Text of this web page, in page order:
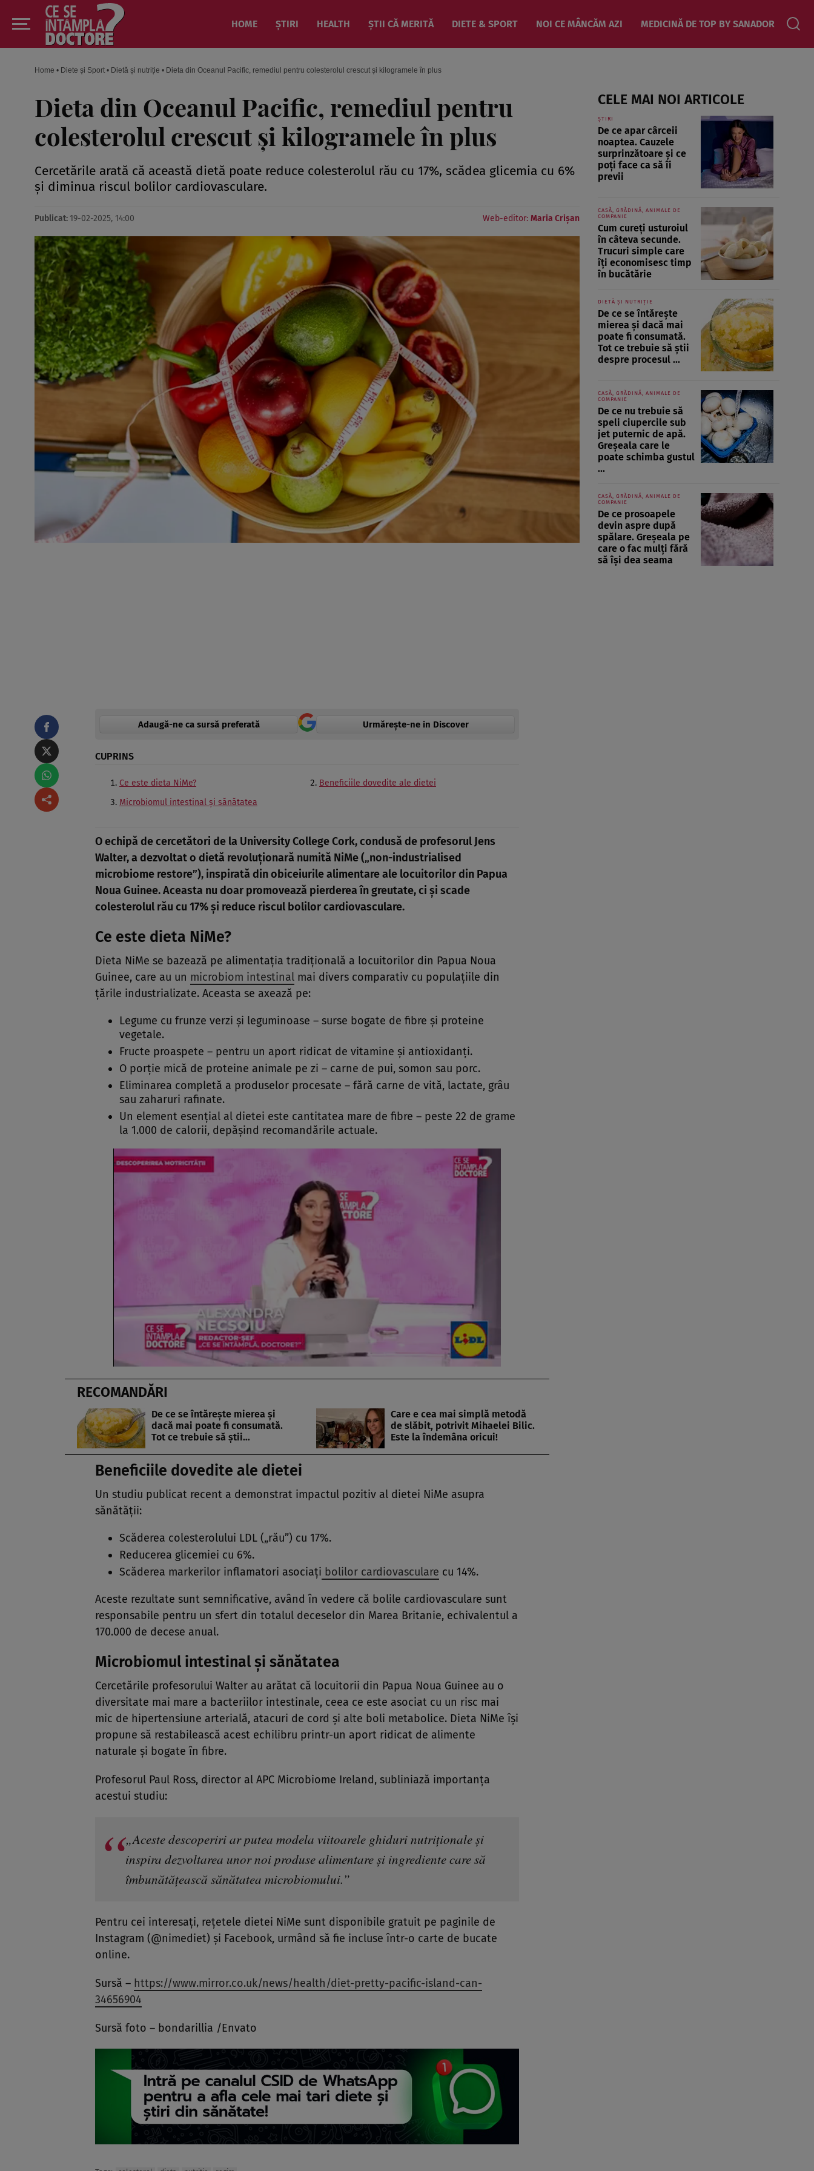
HOME ȘTIRI HEALTH ȘTII CĂ MERITĂ DIETE & SPORT NOI CE MÂNCĂM AZI MEDICINĂ DE TOP BY SANADOR
Home • Diete și Sport • Dietă și nutriție • Dieta din Oceanul Pacific, remediul pentru colesterolul crescut și kilogramele în plus
Dieta din Oceanul Pacific, remediul pentru
colesterolul crescut și kilogramele în plus
Cercetările arată că această dietă poate reduce colesterolul rău cu 17%, scădea glicemia cu 6%
și diminua riscul bolilor cardiovasculare.
Publicat: 19-02-2025, 14:00 Web-editor: Maria Crișan
Adaugă-ne ca sursă preferată Urmărește-ne in Discover
CUPRINS
Ce este dieta NiMe?
Beneficiile dovedite ale dietei
Microbiomul intestinal și sănătatea
O echipă de cercetători de la University College Cork, condusă de profesorul Jens
Walter, a dezvoltat o dietă revoluționară numită NiMe („non-industrialised
microbiome restore”), inspirată din obiceiurile alimentare ale locuitorilor din Papua
Noua Guinee. Aceasta nu doar promovează pierderea în greutate, ci și scade
colesterolul rău cu 17% și reduce riscul bolilor cardiovasculare.
Ce este dieta NiMe?
Dieta NiMe se bazează pe alimentația tradițională a locuitorilor din Papua Noua
Guinee, care au un microbiom intestinal mai divers comparativ cu populațiile din
țările industrializate. Aceasta se axează pe:
Legume cu frunze verzi și leguminoase – surse bogate de fibre și proteine
vegetale.
Fructe proaspete – pentru un aport ridicat de vitamine și antioxidanți.
O porție mică de proteine animale pe zi – carne de pui, somon sau porc.
Eliminarea completă a produselor procesate – fără carne de vită, lactate, grâu
sau zaharuri rafinate.
Un element esențial al dietei este cantitatea mare de fibre – peste 22 de grame
la 1.000 de calorii, depășind recomandările actuale.
RECOMANDĂRI
De ce se întărește mierea și
dacă mai poate fi consumată.
Tot ce trebuie să știi…
Care e cea mai simplă metodă
de slăbit, potrivit Mihaelei Bilic.
Este la îndemâna oricui!
Beneficiile dovedite ale dietei
Un studiu publicat recent a demonstrat impactul pozitiv al dietei NiMe asupra
sănătății:
Scăderea colesterolului LDL („rău”) cu 17%.
Reducerea glicemiei cu 6%.
Scăderea markerilor inflamatori asociați bolilor cardiovasculare cu 14%.
Aceste rezultate sunt semnificative, având în vedere că bolile cardiovasculare sunt
responsabile pentru un sfert din totalul deceselor din Marea Britanie, echivalentul a
170.000 de decese anual.
Microbiomul intestinal și sănătatea
Cercetările profesorului Walter au arătat că locuitorii din Papua Noua Guinee au o
diversitate mai mare a bacteriilor intestinale, ceea ce este asociat cu un risc mai
mic de hipertensiune arterială, atacuri de cord și alte boli metabolice. Dieta NiMe își
propune să restabilească acest echilibru printr-un aport ridicat de alimente
naturale și bogate în fibre.
Profesorul Paul Ross, director al APC Microbiome Ireland, subliniază importanța
acestui studiu:
„Aceste descoperiri ar putea modela viitoarele ghiduri nutriționale și
inspira dezvoltarea unor noi produse alimentare și ingrediente care să
îmbunătățească sănătatea microbiomului.”
Pentru cei interesați, rețetele dietei NiMe sunt disponibile gratuit pe paginile de
Instagram (@nimediet) și Facebook, urmând să fie incluse într-o carte de bucate
online.
Sursă – https://www.mirror.co.uk/news/health/diet-pretty-pacific-island-can-
34656904
Sursă foto – bondarillia /Envato
CELE MAI NOI ARTICOLE
ȘTIRI
De ce apar cârceii
noaptea. Cauzele
surprinzătoare și ce
poți face ca să îi
previi
CASĂ, GRĂDINĂ, ANIMALE DE
COMPANIE
Cum cureți usturoiul
în câteva secunde.
Trucuri simple care
îți economisesc timp
în bucătărie
DIETĂ ȘI NUTRIȚIE
De ce se întărește
mierea și dacă mai
poate fi consumată.
Tot ce trebuie să știi
despre procesul ...
CASĂ, GRĂDINĂ, ANIMALE DE
COMPANIE
De ce nu trebuie să
speli ciupercile sub
jet puternic de apă.
Greșeala care le
poate schimba gustul
...
CASĂ, GRĂDINĂ, ANIMALE DE
COMPANIE
De ce prosoapele
devin aspre după
spălare. Greșeala pe
care o fac mulți fără
să își dea seama